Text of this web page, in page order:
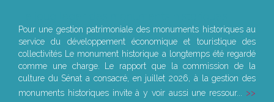
Pour une gestion patrimoniale des monuments historiques au
service du développement économique et touristique des
collectivités Le monument historique a longtemps été regardé
comme une charge. Le rapport que la commission de la
culture du Sénat a consacré, en juillet 2026, à la gestion des
monuments historiques invite à y voir aussi une ressour...